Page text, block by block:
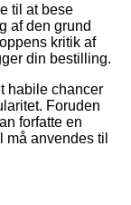
til at bese
af den grund
kritik af
din bestilling.
habile chancer
Foruden
forfatte en
anvendes til